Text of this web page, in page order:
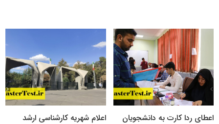
اعطای ردا کارت به دانشجویان اعلام شهریه کارشناسی ارشد